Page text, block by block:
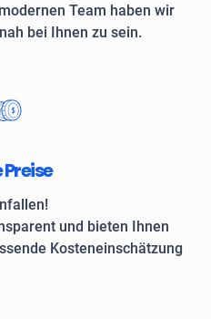
Team haben wir
bei Ihnen zu sein.
Preise
und bieten Ihnen
Kosteneinschätzung